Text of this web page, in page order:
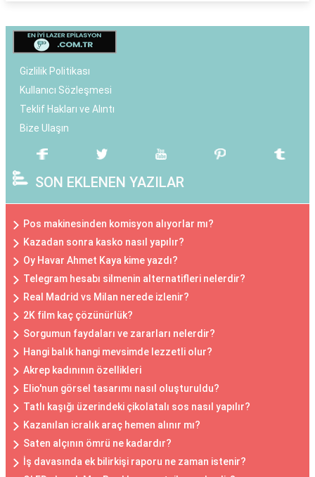
Gizlilik Politikası
Kullanıcı Sözleşmesi
Teklif Hakları ve Alıntı
Bize Ulaşın
SON EKLENEN YAZILAR
Pos makinesinden komisyon alıyorlar mı?
Kazadan sonra kasko nasıl yapılır?
Oy Havar Ahmet Kaya kime yazdı?
Telegram hesabı silmenin alternatifleri nelerdir?
Real Madrid vs Milan nerede izlenir?
2K film kaç çözünürlük?
Sorgumun faydaları ve zararları nelerdir?
Hangi balık hangi mevsimde lezzetli olur?
Akrep kadınının özellikleri
Elio'nun görsel tasarımı nasıl oluşturuldu?
Tatlı kaşığı üzerindeki çikolatalı sos nasıl yapılır?
Kazanılan icralık araç hemen alınır mı?
Saten alçının ömrü ne kadardır?
İş davasında ek bilirkişi raporu ne zaman istenir?